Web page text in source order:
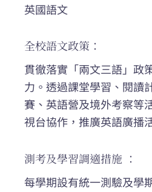
英國語文
全校語文政策：
貫徹落實「兩文三語」政
力。透過課堂學習、閱讀
賽、英語營及境外考察等
視台協作，推廣英語廣播
測考及學習調適措施 ：
每學期設有統一測驗及學